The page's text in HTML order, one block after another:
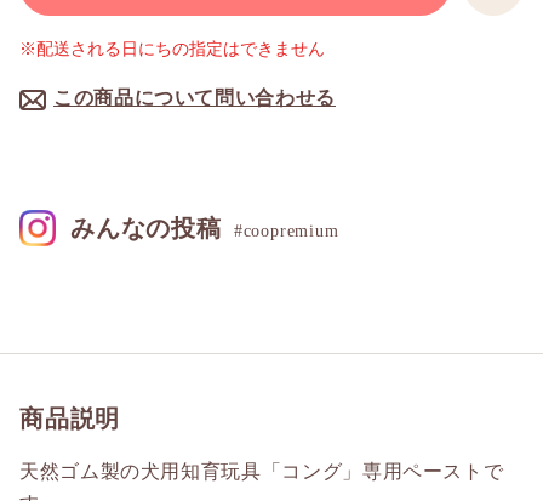
この商品について問い合わせる
※配送される日にちの指定はできません
商品説明
天然ゴム製の犬用知育玩具「コング」専用ペーストで
みんなの投稿 #coopremium